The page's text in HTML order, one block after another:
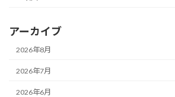
アーカイブ
2026年8月
2026年7月
2026年6月